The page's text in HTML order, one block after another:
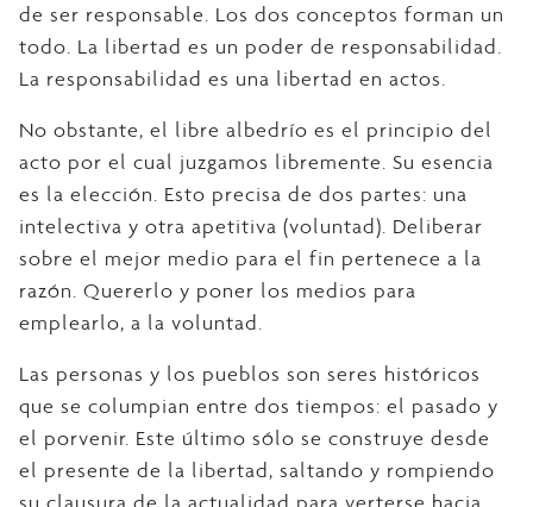
de ser responsable. Los dos conceptos forman un
todo. La libertad es un poder de responsabilidad.
La responsabilidad es una libertad en actos.
No obstante, el libre albedrío es el principio del
acto por el cual juzgamos libremente. Su esencia
es la elección. Esto precisa de dos partes: una
intelectiva y otra apetitiva (voluntad). Deliberar
sobre el mejor medio para el fin pertenece a la
razón. Quererlo y poner los medios para
emplearlo, a la voluntad.
Las personas y los pueblos son seres históricos
que se columpian entre dos tiempos: el pasado y
el porvenir. Este último sólo se construye desde
el presente de la libertad, saltando y rompiendo